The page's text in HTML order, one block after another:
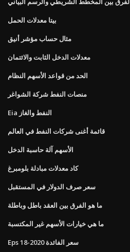
بيتا معدلات الحمل
مثال حساب مؤشر أنيق
معدلات الدخل الثابت والائتمان
الحد من قواعد الأسهم النظام
منصات النفط شركة الشواغر
Eia النفط والغاز
قائمة أغنى شركات النفط في العالم
الأسهم آلة حاسبة الدخل
كاد معدلات مبادلة بلومبرغ
سعر صرف الدولار في المستقبل
ما هو الفرق بين العقد باطل وباطلة
ما هي خيارات الأسهم غير المكتسبة
Eps سعر الفائدة 2020-18